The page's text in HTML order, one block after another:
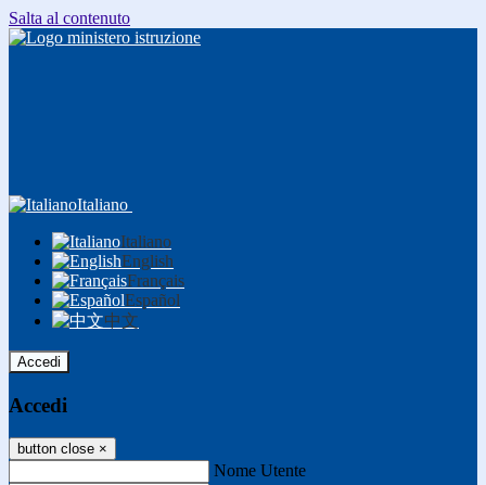
Salta al contenuto
Italiano
Italiano
English
Français
Español
中文
Accedi
Accedi
button close ×
Nome Utente